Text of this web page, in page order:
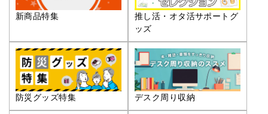
新商品特集
推し活・オタ活サポートグ
ッズ
防災グッズ特集 デスク周り収納